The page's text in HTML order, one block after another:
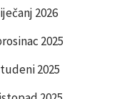
2026
2025
2025